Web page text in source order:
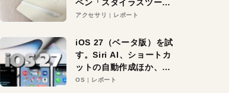
ペン「スタイラスツーウ
ェイ」レビュー。持ち替
アクセサリ レポート
iOS 27（ベータ版）を試
す。Siri AI、ショートカ
ットの自動作成ほか、期
待大の便利機能5選。
OS レポート